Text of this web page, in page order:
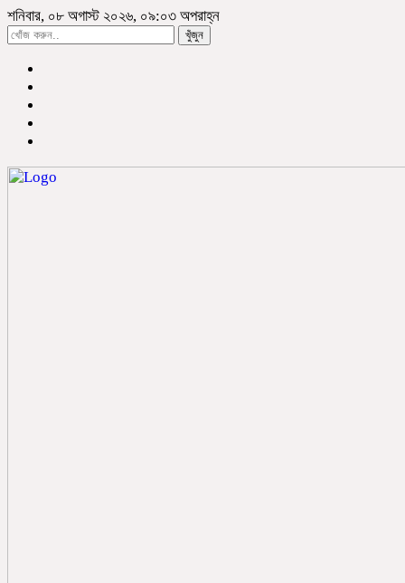
শনিবার, ০৮ অগাস্ট ২০২৬, ০৯:০৩ অপরাহ্ন
খুঁজুন